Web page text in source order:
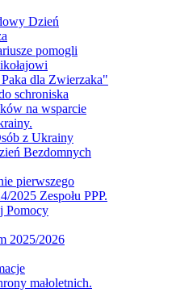
Dzień
pomogli
dla Zwierzaka"
schroniska
na wsparcie
z Ukrainy
Bezdomnych
pierwszego
2025 Zespołu PPP.
Pomocy
2025/2026
małoletnich.